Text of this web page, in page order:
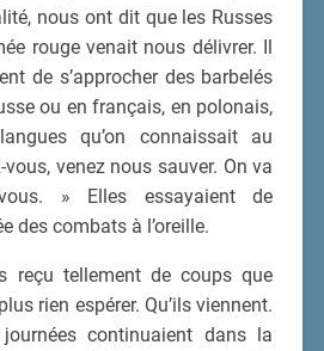
nous ont dit que les Russes
rouge venait nous délivrer. Il
de s’approcher des barbelés
ou en français, en polonais,
qu’on connaissait au
venez nous sauver. On va
vous. » Elles essayaient de
des combats à l’oreille.
reçu tellement de coups que
rien espérer. Qu’ils viennent.
continuaient dans la